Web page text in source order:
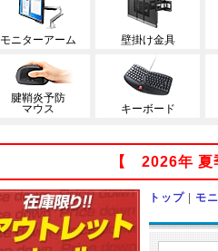
モニターアーム 壁掛け金具
腱鞘炎予防
マウス
キーボード
【 2026年 夏
トップ | モ